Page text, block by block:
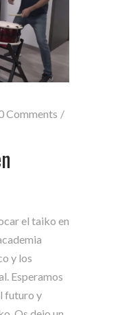
Comments
el taiko en
y los
Esperamos
futuro y